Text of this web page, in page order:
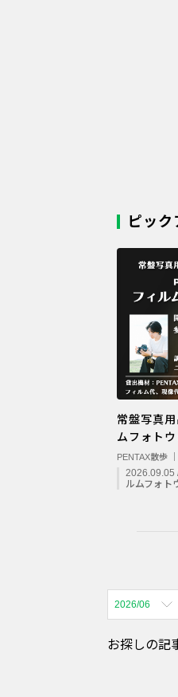
ピック
常盤写真
ムフォト
PENTAX散歩
2026.09.05
ルムフォト
2026/06
全期間
お探しの記